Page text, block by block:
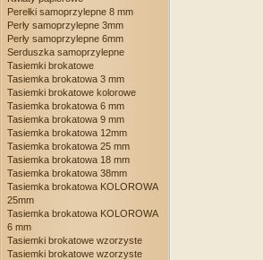
Perełki samoprzylepne 8 mm
Perły samoprzylepne 3mm
Perły samoprzylepne 6mm
Serduszka samoprzylepne
Tasiemki brokatowe
Tasiemka brokatowa 3 mm
Tasiemki brokatowe kolorowe
Tasiemka brokatowa 6 mm
Tasiemka brokatowa 9 mm
Tasiemka brokatowa 12mm
Tasiemka brokatowa 25 mm
Tasiemka brokatowa 18 mm
Tasiemka brokatowa 38mm
Tasiemka brokatowa KOLOROWA
25mm
Tasiemka brokatowa KOLOROWA
6 mm
Tasiemki brokatowe wzorzyste
Tasiemki brokatowe wzorzyste